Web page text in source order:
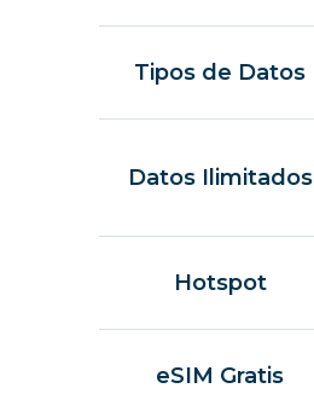
Tipos de Datos
Datos Ilimitados
Hotspot
eSIM Gratis